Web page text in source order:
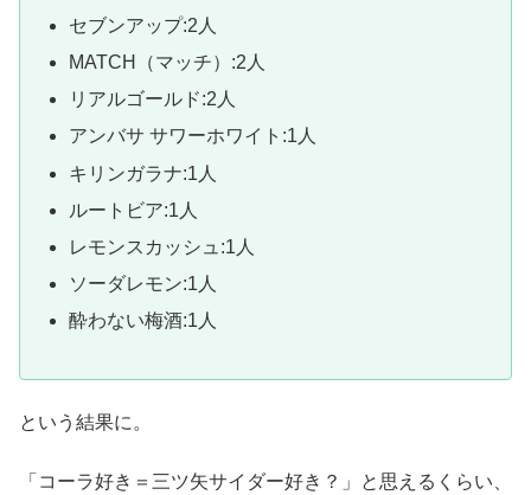
セブンアップ:2人
MATCH（マッチ）:2人
リアルゴールド:2人
アンバサ サワーホワイト:1人
キリンガラナ:1人
ルートビア:1人
レモンスカッシュ:1人
ソーダレモン:1人
酔わない梅酒:1人
という結果に。
「コーラ好き＝三ツ矢サイダー好き？」と思えるくらい、